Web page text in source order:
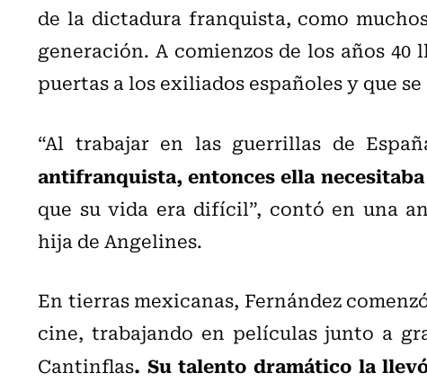
de la dictadura franquista, como
generación. A comienzos de los años
puertas a los exiliados españoles y que
“Al trabajar en las guerrillas de
antifranquista, entonces ella
que su vida era difí­cil”, contó en una
hija de Angelines.
En tierras mexicanas, Fernández
cine, trabajando en películas junto a
Cantinflas. Su talento dramático la